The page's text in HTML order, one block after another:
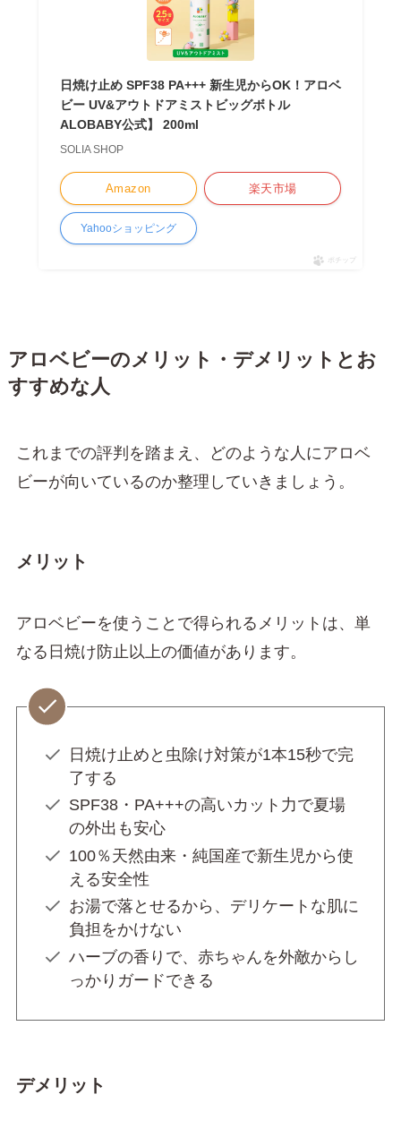
日焼け止め SPF38 PA+++ 新生児からOK！アロベ
ビー UV&アウトドアミストビッグボトル
ALOBABY公式】 200ml
SOLIA SHOP
Amazon 楽天市場
Yahooショッピング
ポチップ
アロベビーのメリット・デメリットとお
すすめな人
これまでの評判を踏まえ、どのような人にアロベ
ビーが向いているのか整理していきましょう。
メリット
アロベビーを使うことで得られるメリットは、単
なる日焼け防止以上の価値があります。
日焼け止めと虫除け対策が1本15秒で完
了する
SPF38・PA+++の高いカット力で夏場
の外出も安心
100％天然由来・純国産で新生児から使
える安全性
お湯で落とせるから、デリケートな肌に
負担をかけない
ハーブの香りで、赤ちゃんを外敵からし
っかりガードできる
デメリット